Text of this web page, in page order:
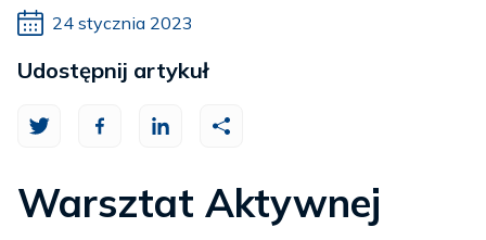
24 stycznia 2023
Warsztat Aktywnej
Udostępnij artykuł